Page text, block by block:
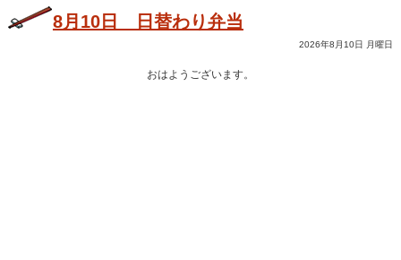
8月10日 日替わり弁当
2026年8月10日 月曜日
おはようございます。